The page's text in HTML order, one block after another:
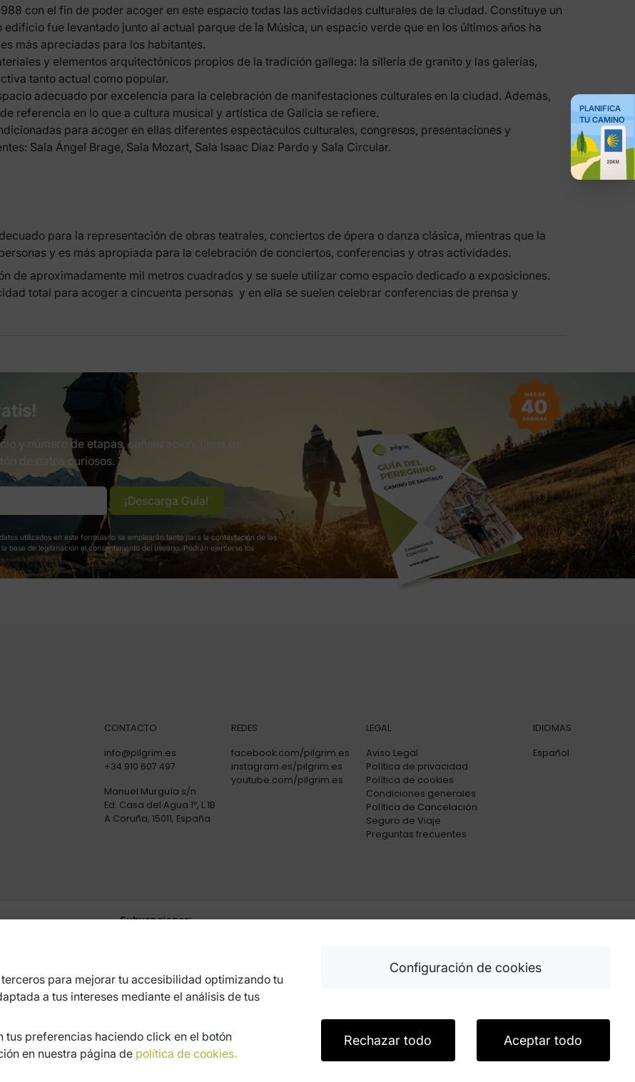
PLANIFICA
TU CAMINO
con el fin de poder acoger en este espacio todas las actividades culturales de la ciudad. Constituye un
fue levantado junto al actual parque de la Música, un espacio verde que en los últimos años ha
más apreciadas para los habitantes.
y elementos arquitectónicos propios de la tradición gallega: la sillería de granito y las galerías,
tanto actual como popular.
adecuado por excelencia para la celebración de manifestaciones culturales en la ciudad. Además,
referencia en lo que a cultura musical y artística de Galicia se refiere.
para acoger en ellas diferentes espectáculos culturales, congresos, presentaciones y
Sala Ángel Brage, Sala Mozart, Sala Isaac Díaz Pardo y Sala Circular.
para la representación de obras teatrales, conciertos de ópera o danza clásica, mientras que la
y es más apropiada para la celebración de conciertos, conferencias y otras actividades.
de aproximadamente mil metros cuadrados y se suele utilizar como espacio dedicado a exposiciones.
total para acoger a cincuenta personas y en ella se suelen celebrar conferencias de prensa y
y número de etapas, señalizacion, tipos de
de datos curiosos.
¡Descarga Guía!
utilizados en este formulario se emplearán tanto para la contestación de las
base de legitimación el consentimiento del usuario. Podrán ejercerse los
CONTACTO
info@pilgrim.es
+34 910 607 497
Manuel Murguía s/n
Ed. Casa del Agua 1º, L 1B
A Coruña, 15011, España
REDES
facebook.com/pilgrim.es
instagram.es/pilgrim.es
youtube.com/pilgrim.es
LEGAL
Aviso Legal
Política de privacidad
Política de cookies
Condiciones generales
Política de Cancelación
Seguro de Viaje
Preguntas frecuentes
IDIOMAS
Español
Subvenciones:
Europeos, cuyo objetivo es el refuerzo del crecimiento sostenible y la competitividad de las PYMES, y gracias al cual ha puesto en marcha un Plan de Acción
la promoción online y el comercio electrónico en mercados internacionales durante el año 2025. Para ello ha contado con el apoyo del Programa Xpande
para mejorar tu accesibilidad optimizando tu
a tus intereses mediante el análisis de tus
preferencias haciendo click en el botón
en nuestra página de política de cookies.
Configuración de cookies
Rechazar todo Aceptar todo